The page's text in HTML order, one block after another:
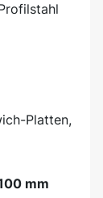
Platten,
mm